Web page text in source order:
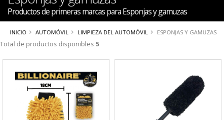
Productos de primeras marcas para Esponjas y gamuzas
INICIO AUTOMÓVIL LIMPIEZA DEL AUTOMÓVIL ESPONJAS Y GAMUZAS
Total de productos disponibles 5